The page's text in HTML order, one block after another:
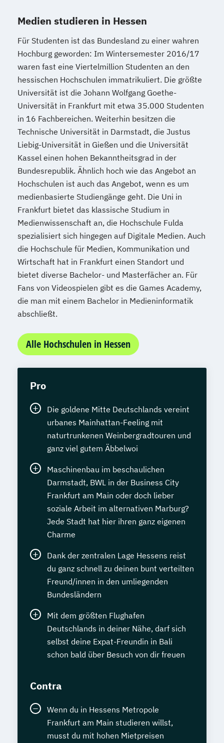
Medien studieren in Hessen
Für Studenten ist das Bundesland zu einer wahren
Hochburg geworden: Im Wintersemester 2016/17
waren fast eine Viertelmillion Studenten an den
hessischen Hochschulen immatrikuliert. Die größte
Universität ist die Johann Wolfgang Goethe-
Universität in Frankfurt mit etwa 35.000 Studenten
in 16 Fachbereichen. Weiterhin besitzen die
Technische Universität in Darmstadt, die Justus
Liebig-Universität in Gießen und die Universität
Kassel einen hohen Bekanntheitsgrad in der
Bundesrepublik. Ähnlich hoch wie das Angebot an
Hochschulen ist auch das Angebot, wenn es um
medienbasierte Studiengänge geht. Die Uni in
Frankfurt bietet das klassische Studium in
Medienwissenschaft an, die Hochschule Fulda
spezialisiert sich hingegen auf Digitale Medien. Auch
die Hochschule für Medien, Kommunikation und
Wirtschaft hat in Frankfurt einen Standort und
bietet diverse Bachelor- und Masterfächer an. Für
Fans von Videospielen gibt es die Games Academy,
die man mit einem Bachelor in Medieninformatik
abschließt.
Alle Hochschulen in Hessen
Pro
Die goldene Mitte Deutschlands vereint
urbanes Mainhattan-Feeling mit
naturtrunkenen Weinbergradtouren und
ganz viel gutem Äbbelwoi
Maschinenbau im beschaulichen
Darmstadt, BWL in der Business City
Frankfurt am Main oder doch lieber
soziale Arbeit im alternativen Marburg?
Jede Stadt hat hier ihren ganz eigenen
Charme
Dank der zentralen Lage Hessens reist
du ganz schnell zu deinen bunt verteilten
Freund/innen in den umliegenden
Bundesländern
Mit dem größten Flughafen
Deutschlands in deiner Nähe, darf sich
selbst deine Expat-Freundin in Bali
schon bald über Besuch von dir freuen
Contra
Wenn du in Hessens Metropole
Frankfurt am Main studieren willst,
musst du mit hohen Mietpreisen